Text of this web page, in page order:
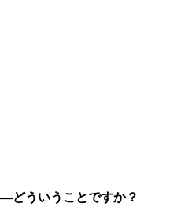
―どういうことですか？